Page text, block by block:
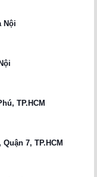
Nội
TP.HCM
7, TP.HCM